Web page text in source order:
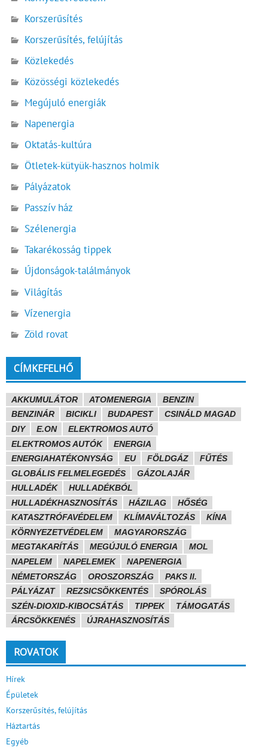
Korszerűsítés
Korszerűsítés, felújítás
Közlekedés
Közösségi közlekedés
Megújuló energiák
Napenergia
Oktatás-kultúra
Ötletek-kütyük-hasznos holmik
Pályázatok
Passzív ház
Szélenergia
Takarékosság tippek
Újdonságok-találmányok
Világítás
Vízenergia
Zöld rovat
CÍMKEFELHŐ
AKKUMULÁTOR ATOMENERGIA
BENZIN
BENZINÁR
BICIKLI BUDAPEST
CSINÁLD MAGAD
DIY
E.ON
ELEKTROMOS AUTÓ
ELEKTROMOS AUTÓK
ENERGIA
ENERGIAHATÉKONYSÁG
EU FÖLDGÁZ
FŰTÉS
GLOBÁLIS FELMELEGEDÉS
GÁZOLAJÁR
HULLADÉK
HULLADÉKBÓL
HULLADÉKHASZNOSÍTÁS
HÁZILAG
HŐSÉG
KATASZTRÓFAVÉDELEM
KLÍMAVÁLTOZÁS
KÍNA
KÖRNYEZETVÉDELEM
MAGYARORSZÁG
MEGTAKARÍTÁS
MEGÚJULÓ ENERGIA
MOL
NAPELEM
NAPELEMEK
NAPENERGIA
NÉMETORSZÁG
OROSZORSZÁG
PAKS II.
PÁLYÁZAT
REZSICSÖKKENTÉS
SPÓROLÁS
SZÉN-DIOXID-KIBOCSÁTÁS
TIPPEK
TÁMOGATÁS
ÁRCSÖKKENÉS
ÚJRAHASZNOSÍTÁS
ROVATOK
Hírek
Épületek
Korszerűsítés, felújítás
Háztartás
Egyéb